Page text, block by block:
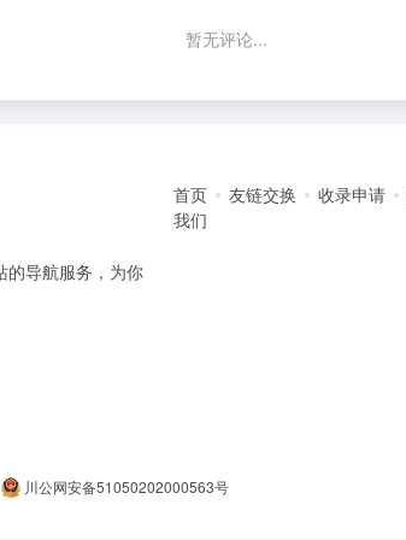
暂无评论...
的导航服务，为你
首页 友链交换 收录申请
我们
川公网安备51050202000563号